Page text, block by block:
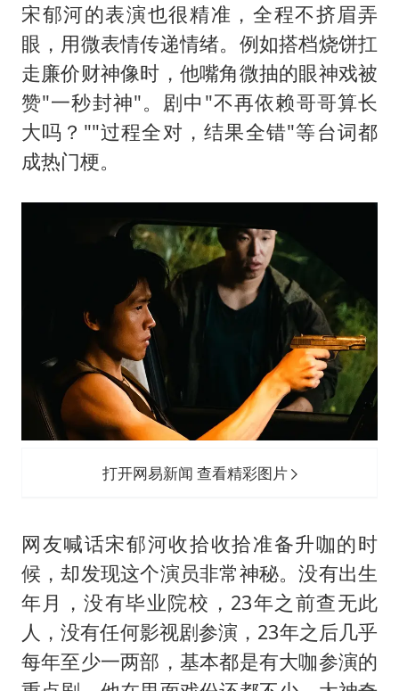
宋郁河的表演也很精准，全程不挤眉弄
眼，用微表情传递情绪。例如搭档烧饼扛
走廉价财神像时，他嘴角微抽的眼神戏被
赞"一秒封神"。剧中"不再依赖哥哥算长
大吗？""过程全对，结果全错"等台词都
成热门梗。
打开网易新闻 查看精彩图片
网友喊话宋郁河收拾收拾准备升咖的时
候，却发现这个演员非常神秘。没有出生
年月，没有毕业院校，23年之前查无此
人，没有任何影视剧参演，23年之后几乎
每年至少一两部，基本都是有大咖参演的